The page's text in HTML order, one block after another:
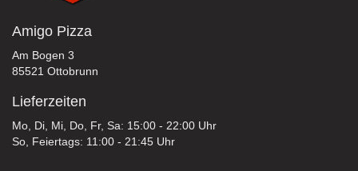
Amigo Pizza
Am Bogen 3
85521 Ottobrunn
Lieferzeiten
Mo, Di, Mi, Do, Fr, Sa: 15:00 - 22:00 Uhr
So, Feiertags: 11:00 - 21:45 Uhr